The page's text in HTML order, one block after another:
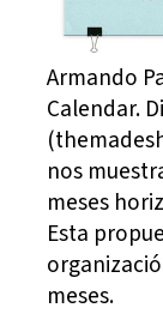
Armando
Calendar.
nos
meses
Esta
meses.